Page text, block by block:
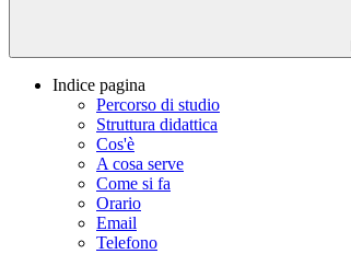
Indice pagina
Percorso di studio
Struttura didattica
Cos'è
A cosa serve
Come si fa
Orario
Email
Telefono